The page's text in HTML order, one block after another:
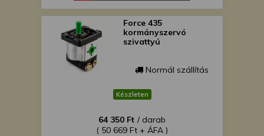
Force 435
kormányszervó
szivattyú
Normál szállítás
Készleten
64 350 Ft / darab
( 50 669 Ft + ÁFA )